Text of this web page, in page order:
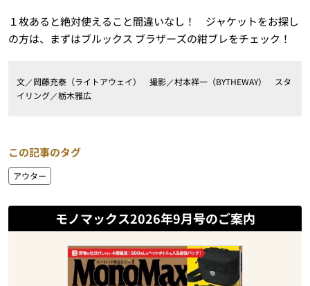
１枚あると絶対使えること間違いなし！ ジャケットをお探し
の方は、まずはブルックス ブラザーズの紺ブレをチェック！
文／岡藤充泰（ライトアウェイ） 撮影／村本祥一（BYTHEWAY） スタ
イリング／栃木雅広
この記事のタグ
アウター
モノマックス2026年9月号のご案内